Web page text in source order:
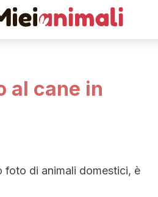
al cane in
foto di animali domestici, è